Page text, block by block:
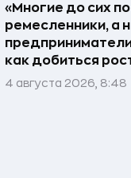
«Многие до сих
ремесленники, а
как добиться
4 августа 2026, 8:48